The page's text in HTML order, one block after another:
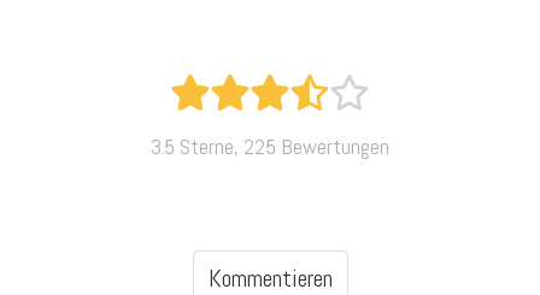
3.5 Sterne, 225 Bewertungen
Kommentieren